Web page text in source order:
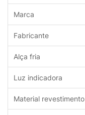
Marca
Fabricante
Alça fria
Luz indicadora
Material revestimento